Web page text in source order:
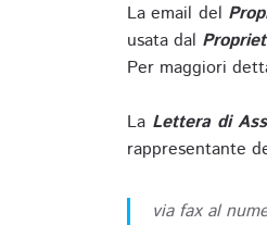
La email del
usata dal
Per maggiori
La Lettera di
rappresentante
via fax al